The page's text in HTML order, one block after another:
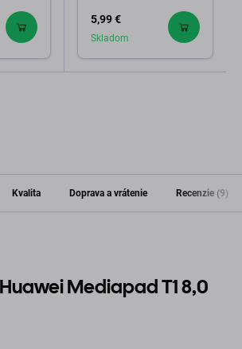
5,99 €
Skladom
Kvalita Doprava a vrátenie Recenzie (9)
Mediapad T1 8,0